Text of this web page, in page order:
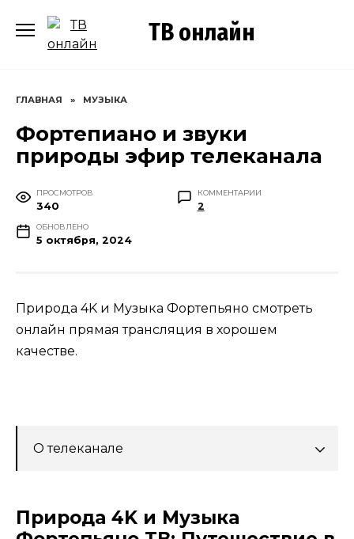
содержанию
ТВ онлайн
ГЛАВНАЯ » МУЗЫКА
Фортепиано и звуки
природы эфир телеканала
ПРОСМОТРОВ
340
КОММЕНТАРИИ
2
ОБНОВЛЕНО
5 октября, 2024
Природа 4K и Музыка Фортепьяно смотреть
онлайн прямая трансляция в хорошем
качестве.
О телеканале
Природа 4K и Музыка